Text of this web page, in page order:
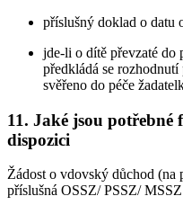
příslušný doklad o datu
jde-li o dítě převzaté do
předkládá se
svěřeno do péče
11. Jaké jsou
dispozici
Žádost o vdovský důchod (na
příslušná OSSZ/ PSSZ/